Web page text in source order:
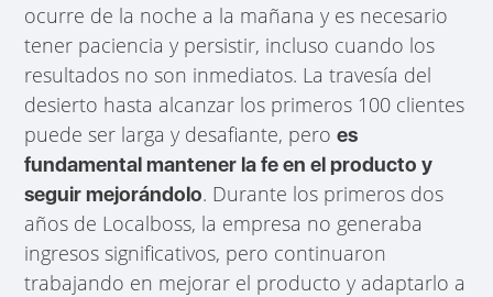
ocurre de la noche a la mañana y es necesario
tener paciencia y persistir, incluso cuando los
resultados no son inmediatos. La travesía del
desierto hasta alcanzar los primeros 100 clientes
puede ser larga y desafiante, peroes
fundamental mantener la fe en el producto y
seguir mejorándolo. Durante los primeros dos
años de Localboss, la empresa no generaba
ingresos significativos, pero continuaron
trabajando en mejorar el producto y adaptarlo a